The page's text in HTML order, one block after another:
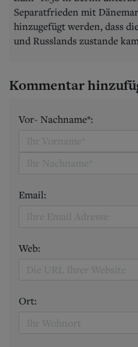
Separatfrieden mit
hinzugefügt werden, dass
und Russlands zustande
Kommentar
Vor- Nachname*:
Email:
Web:
Ort: